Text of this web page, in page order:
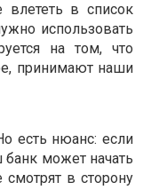
влететь в список
использовать
на том, что
принимают наши
есть нюанс: если
банк может начать
в сторону